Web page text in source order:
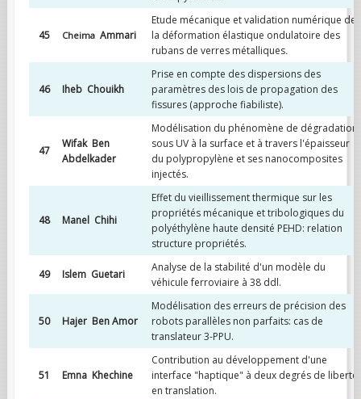
45 CheimaAmmari
Etude mécanique et validation numérique de
la déformation élastique ondulatoire des
rubans de verres métalliques.
46 Iheb Chouikh
Prise en compte des dispersions des
paramètres des lois de propagation des
fissures (approche fiabiliste).
47
Wifak Ben
Abdelkader
Modélisation du phénomène de dégradation
sous UV à la surface et à travers l'épaisseur
du polypropylène et ses nanocomposites
injectés.
48 Manel Chihi
Effet du vieillissement thermique sur les
propriétés mécanique et tribologiques du
polyéthylène haute densité PEHD: relation
structure propriétés.
49 Islem Guetari
Analyse de la stabilité d'un modèle du
véhicule ferroviaire à 38 ddl.
50 Hajer Ben Amor
Modélisation des erreurs de précision des
robots parallèles non parfaits: cas de
translateur 3-PPU.
51 Emna Khechine
Contribution au développement d'une
interface "haptique" à deux degrés de liberté
en translation.